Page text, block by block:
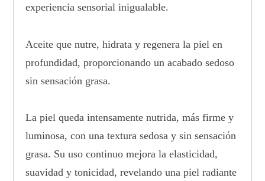
experiencia sensorial inigualable.
Aceite que nutre, hidrata y regenera la piel en
profundidad, proporcionando un acabado sedoso
sin sensación grasa.
La piel queda intensamente nutrida, más firme y
luminosa, con una textura sedosa y sin sensación
grasa. Su uso continuo mejora la elasticidad,
suavidad y tonicidad, revelando una piel radiante